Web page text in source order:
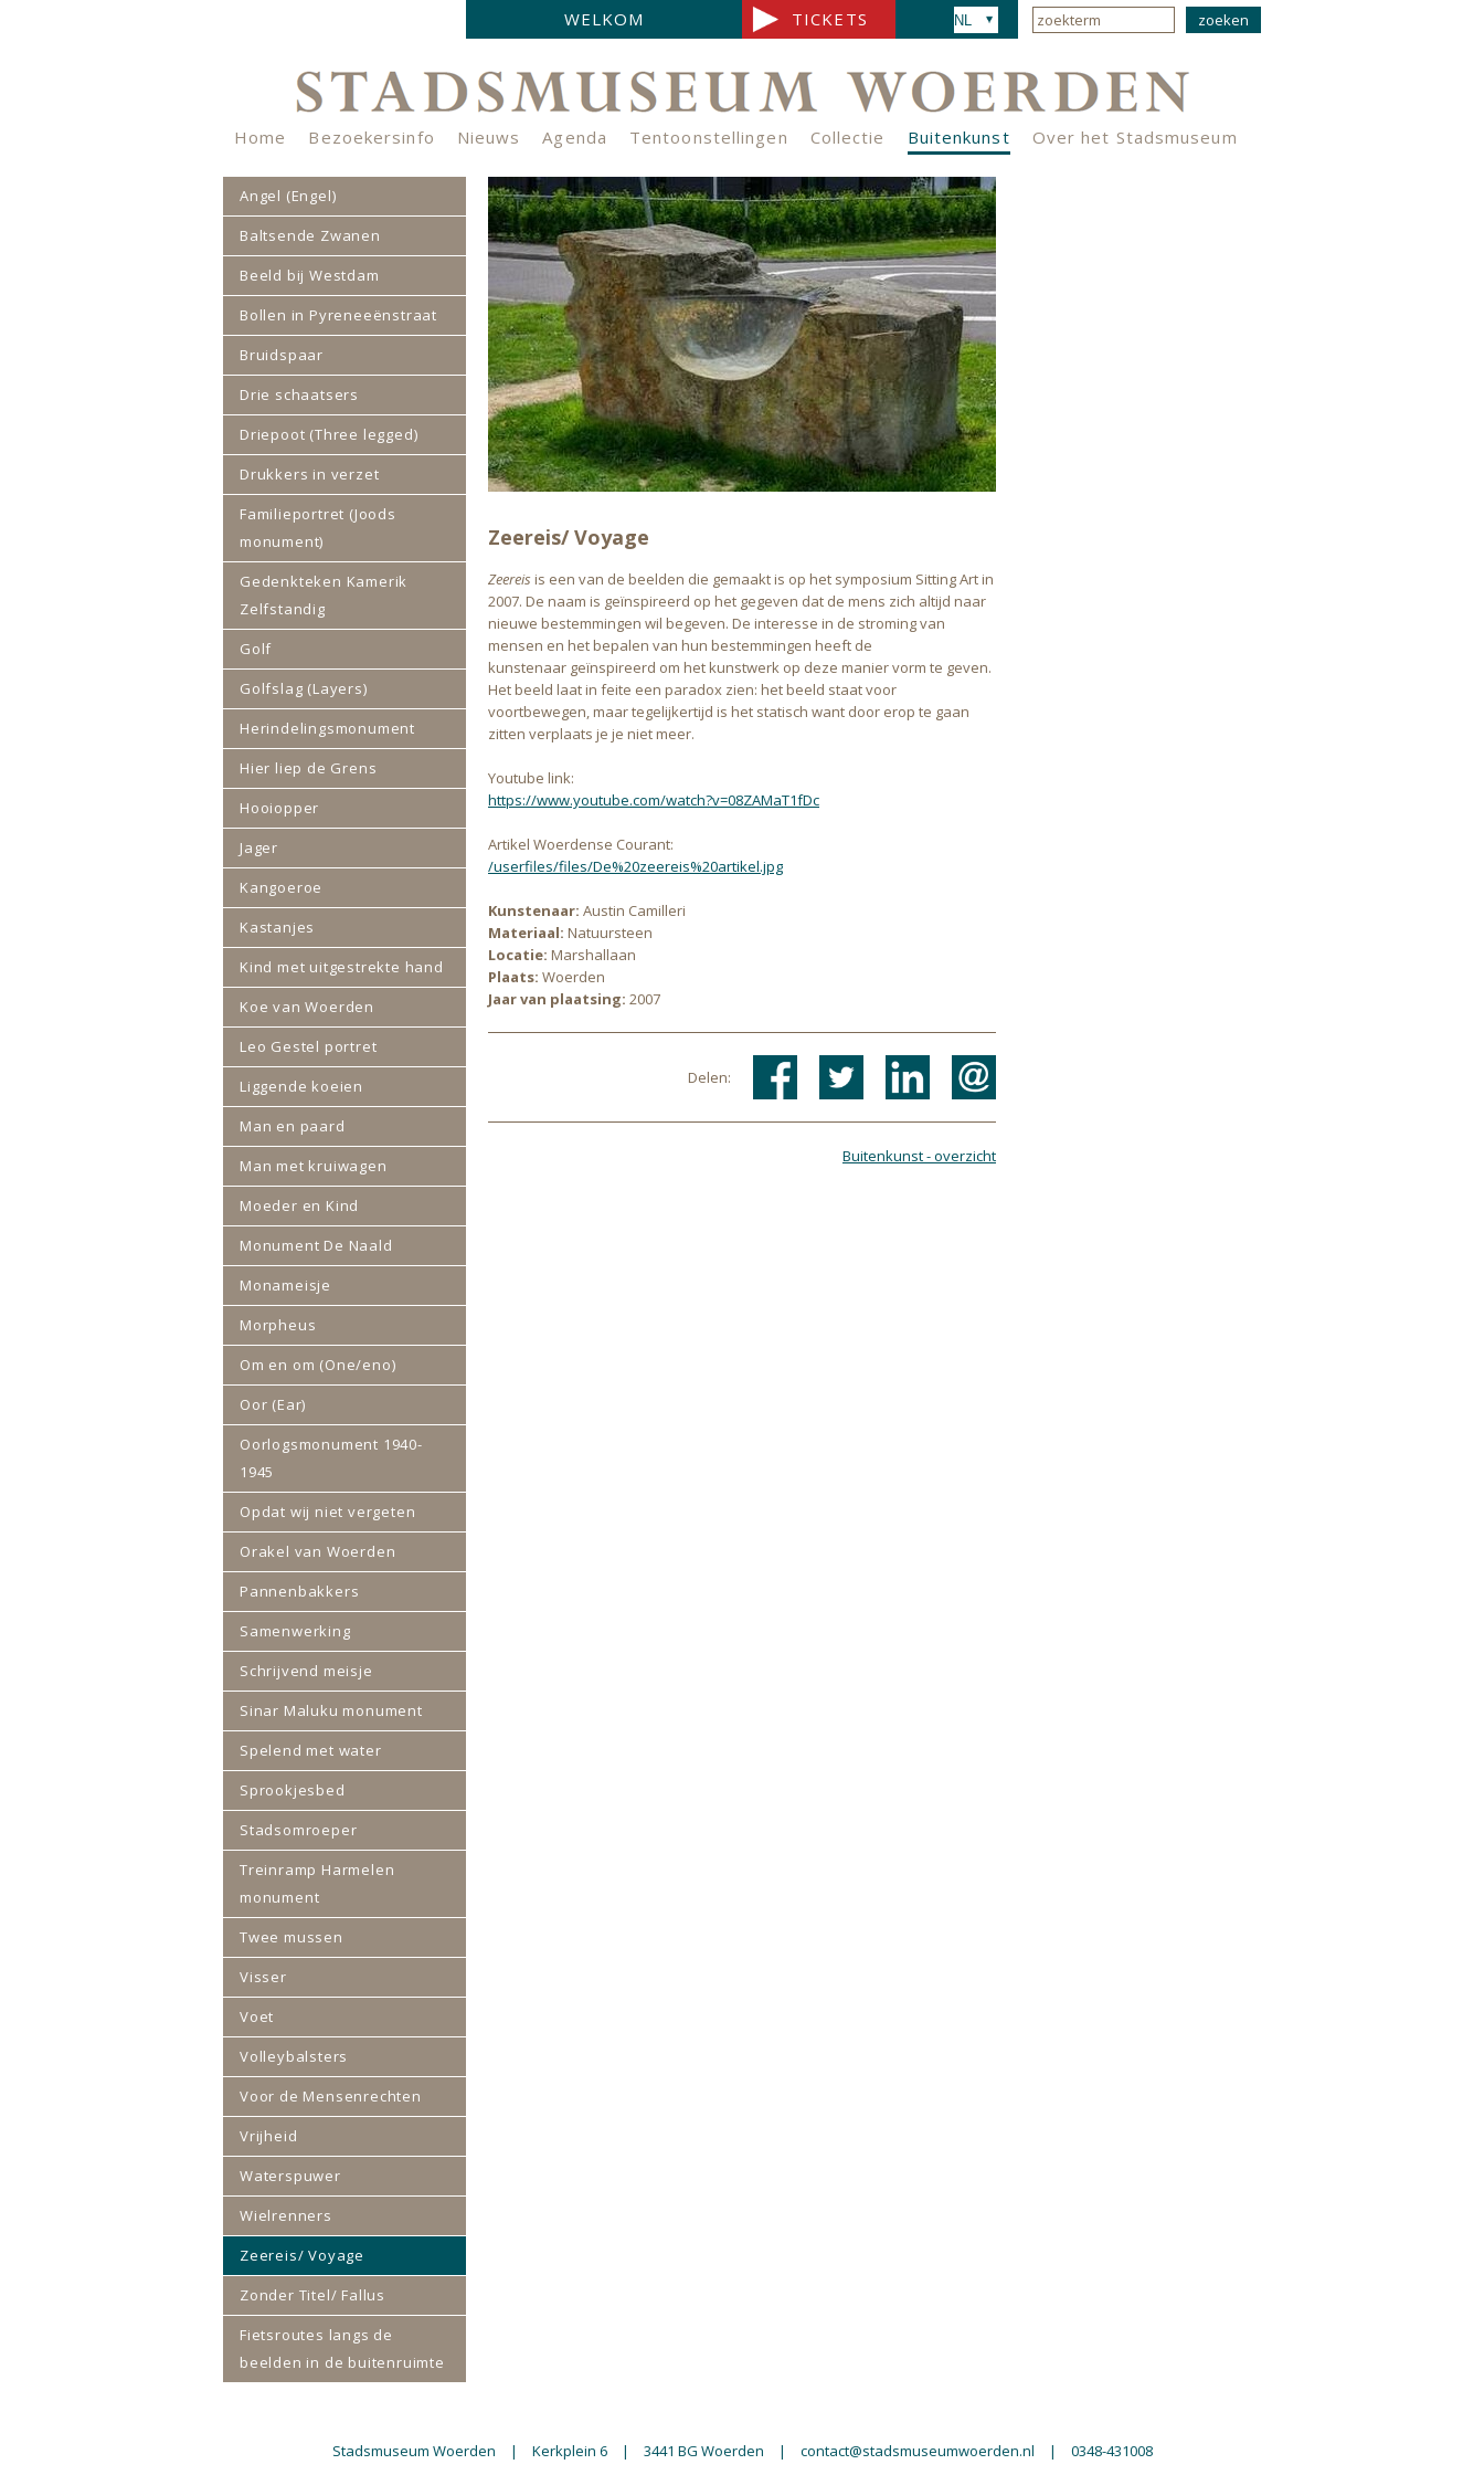
Home Bezoekersinfo Nieuws Agenda Tentoonstellingen Collectie Buitenkunst
Over het Stadsmuseum
Nieuwsbrief
Verhalenkistjes
WELKOM TICKETS
Angel (Engel)
Baltsende Zwanen
Beeld bij Westdam
Bollen in Pyreneeënstraat
Bruidspaar
Drie schaatsers
Driepoot (Three legged)
Drukkers in verzet
Familieportret (Joods
monument)
Gedenkteken Kamerik
Zelfstandig
Golf
Golfslag (Layers)
Herindelingsmonument
Hier liep de Grens
Hooiopper
Jager
Kangoeroe
Kastanjes
Kind met uitgestrekte hand
Koe van Woerden
Leo Gestel portret
Liggende koeien
Man en paard
Man met kruiwagen
Moeder en Kind
Monument De Naald
Monameisje
Morpheus
Om en om (One/eno)
Oor (Ear)
Oorlogsmonument 1940-
1945
Opdat wij niet vergeten
Orakel van Woerden
Pannenbakkers
Samenwerking
Schrijvend meisje
Sinar Maluku monument
Spelend met water
Sprookjesbed
Stadsomroeper
Treinramp Harmelen
monument
Twee mussen
Visser
Voet
Volleybalsters
Voor de Mensenrechten
Vrijheid
Waterspuwer
Wielrenners
Zeereis/ Voyage
Zonder Titel/ Fallus
Fietsroutes langs de
beelden in de buitenruimte
Zeereis/ Voyage
Zeereisis een van de beelden die gemaakt is op het symposium Sitting Art in
2007. De naam is geïnspireerd op het gegeven dat de mens zich altijd naar
nieuwe bestemmingen wil begeven. De interesse in de stroming van
mensen en het bepalen van hun bestemmingen heeft de
kunstenaar geïnspireerd om het kunstwerk op deze manier vorm te geven.
Het beeld laat in feite een paradox zien: het beeld staat voor
voortbewegen, maar tegelijkertijd is het statisch want door erop te gaan
zitten verplaats je je niet meer.
Youtube link:
https://www.youtube.com/watch?v=08ZAMaT1fDc
Artikel Woerdense Courant:
/userfiles/files/De%20zeereis%20artikel.jpg
Kunstenaar: Austin Camilleri
Materiaal: Natuursteen
Locatie: Marshallaan
Plaats: Woerden
Jaar van plaatsing: 2007
Delen:
Buitenkunst - overzicht
Stadsmuseum Woerden | Kerkplein 6 | 3441 BG Woerden | contact@stadsmuseumwoerden.nl | 0348-431008